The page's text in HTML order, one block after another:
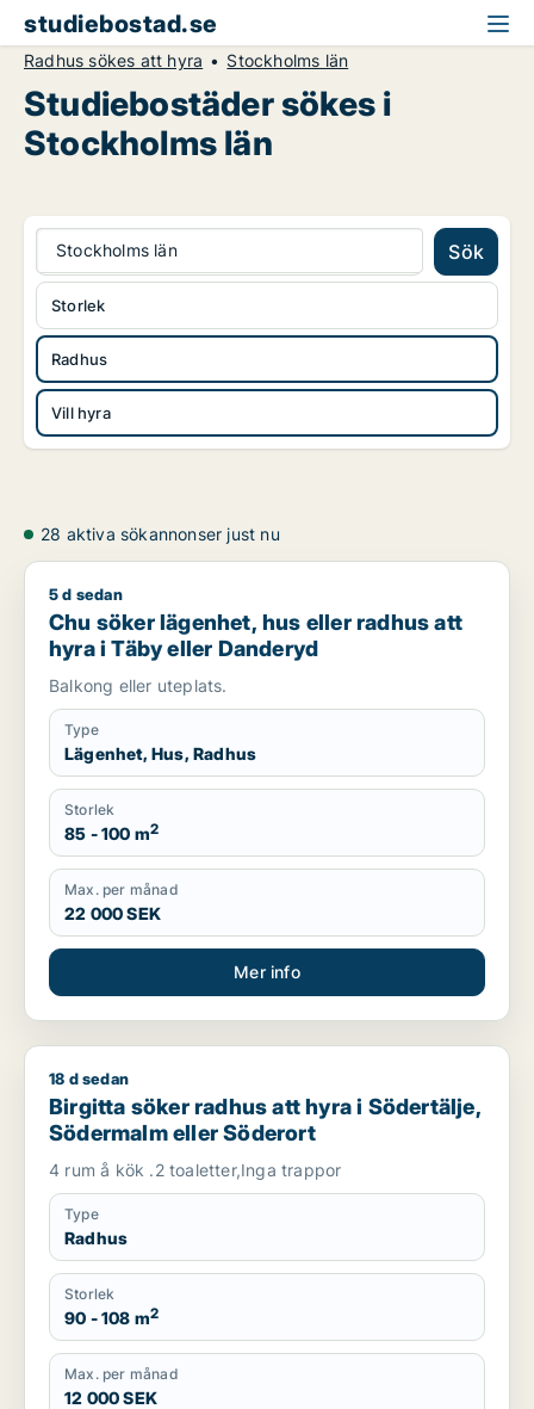
studiebostad.se
Radhus sökes att hyra Stockholms län
Studiebostäder sökes i
Stockholms län
Stockholms län Sök
Radhus
Vill hyra
Storlek
28 aktiva sökannonser just nu
Chu söker lägenhet, hus eller radhus att hyra i Täby eller
5 d sedan
Chu söker lägenhet, hus eller radhus att
hyra i Täby eller Danderyd
Balkong eller uteplats.
Type
Lägenhet, Hus, Radhus
Storlek
85 - 100 m2
Max. per månad
22 000 SEK
Mer info
Birgitta söker radhus att hyra i Södertälje, Södermalm eller
18 d sedan
Birgitta söker radhus att hyra i Södertälje,
Södermalm eller Söderort
4 rum å kök .2 toaletter,Inga trappor
Type
Radhus
Storlek
90 - 108 m2
Max. per månad
12 000 SEK